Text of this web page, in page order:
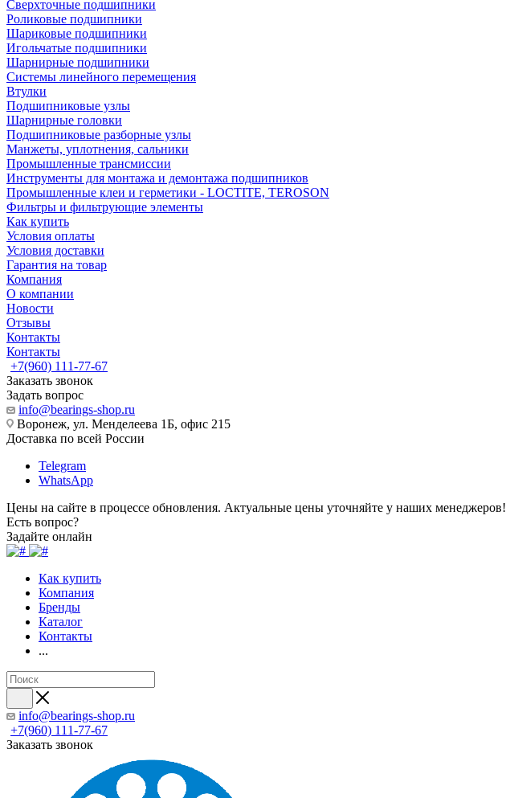
Сверхточные подшипники
Роликовые подшипники
Шариковые подшипники
Игольчатые подшипники
Шарнирные подшипники
Системы линейного перемещения
Втулки
Подшипниковые узлы
Шарнирные головки
Подшипниковые разборные узлы
Манжеты, уплотнения, сальники
Промышленные трансмиссии
Инструменты для монтажа и демонтажа подшипников
Промышленные клеи и герметики - LOCTITE, TEROSON
Фильтры и фильтрующие элементы
Как купить
Условия оплаты
Условия доставки
Гарантия на товар
Компания
О компании
Новости
Отзывы
Контакты
Контакты
+7(960) 111-77-67
Заказать звонок
Задать вопрос
info@bearings-shop.ru
Воронеж, ул. Менделеева 1Б, офис 215
Доставка по всей России
Telegram
WhatsApp
Цены на сайте в процессе обновления. Актуальные цены уточняйте у наших менеджеров!
Есть вопрос?
Задайте онлайн
Как купить
Компания
Бренды
Каталог
Контакты
...
info@bearings-shop.ru
+7(960) 111-77-67
Заказать звонок